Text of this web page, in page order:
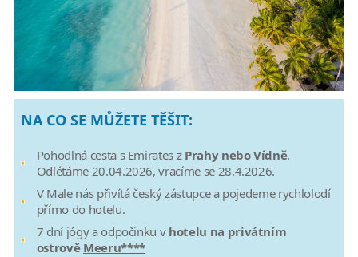
NA CO SE MŮŽETE TĚŠIT:
Pohodlná cesta s Emirates z Prahy nebo Vídně.
Odlétáme 20.04.2026, vracíme se 28.4.2026.
V Male nás přivítá český zástupce a pojedeme rychlolodí
přímo do hotelu.
7 dní jógy a odpočinku vhotelu na privátním
ostrově Meeru****